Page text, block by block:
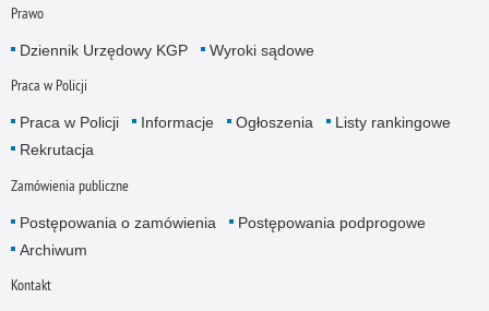
Prawo
Dziennik Urzędowy KGP Wyroki sądowe
Praca w Policji
Praca w Policji Informacje Ogłoszenia
Listy rankingowe
Rekrutacja
Zamówienia publiczne
Postępowania o zamówienia
Postępowania podprogowe
Archiwum
Kontakt